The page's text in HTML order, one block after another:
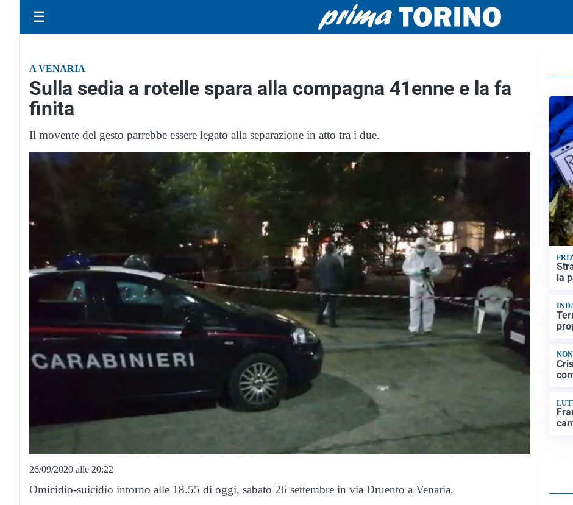
☰
A VENARIA
Sulla sedia a rotelle spara alla compagna 41enne e la fa
finita
Il movente del gesto parrebbe essere legato alla separazione in atto tra i due.
26/09/2020 alle 20:22
Omicidio-suicidio intorno alle 18.55 di oggi, sabato 26 settembre in via Druento a Venaria.
la